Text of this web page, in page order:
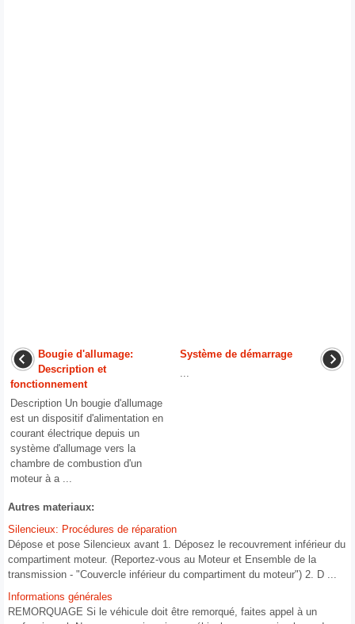
Bougie d'allumage:
Description et
fonctionnement
Description Un bougie d'allumage
est un dispositif d'alimentation en
courant électrique depuis un
système d'allumage vers la
chambre de combustion d'un
moteur à a ...
Système de démarrage
...
Autres materiaux:
Silencieux: Procédures de réparation
Dépose et pose Silencieux avant 1. Déposez le recouvrement inférieur du
compartiment moteur. (Reportez-vous au Moteur et Ensemble de la
transmission - "Couvercle inférieur du compartiment du moteur") 2. D ...
Informations générales
REMORQUAGE Si le véhicule doit être remorqué, faites appel à un